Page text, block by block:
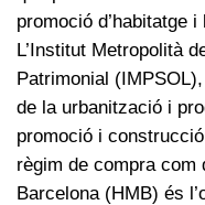
promoció d’habitatge
L’Institut Metropolità
Patrimonial
de la urbanització i
promoció i
règim de compra com
Barcelona (HMB) és